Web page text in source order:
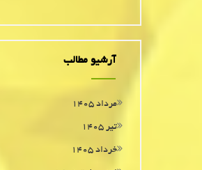
آرشیو مطالب
مرداد ۱۴۰۵
تیر ۱۴۰۵
خرداد ۱۴۰۵